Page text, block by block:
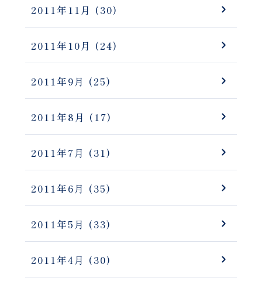
2011年11月 (30)
2011年10月 (24)
2011年9月 (25)
2011年8月 (17)
2011年7月 (31)
2011年6月 (35)
2011年5月 (33)
2011年4月 (30)